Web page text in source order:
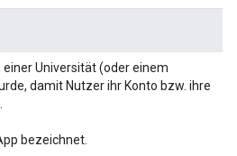
einer Universität (oder einem
damit Nutzer ihr Konto bzw. ihre
bezeichnet.